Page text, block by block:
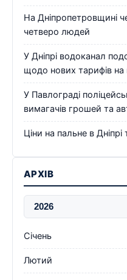
На Дніпропетровщині
четверо людей
У Дніпрі водоканал
щодо нових тарифів на
У Павлограді
вимагачів грошей та
Ціни на пальне в
АРХІВ
Січень
Лютий